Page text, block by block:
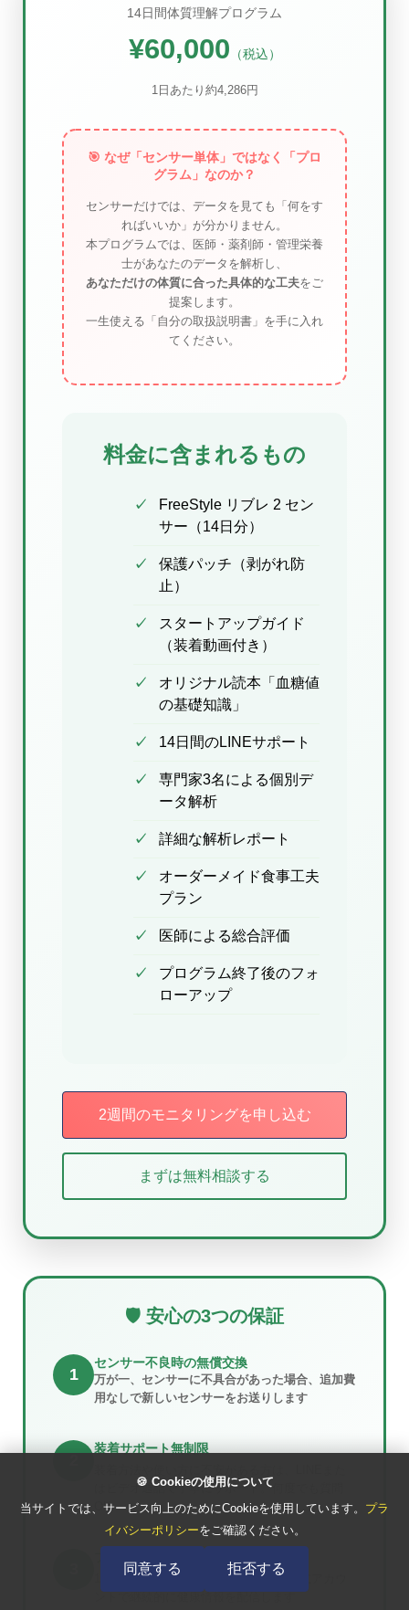
🍪 Cookieの使用について
当サイトでは、サービス向上のためにCookieを使用しています。 プラ
イバシーポリシーをご確認ください。
同意する 拒否する
14日間体質理解プログラム
¥60,000 （税込）
1日あたり約4,286円
🎯 なぜ「センサー単体」ではなく「プロ
グラム」なのか？
センサーだけでは、データを見ても「何をす
ればいいか」が分かりません。
本プログラムでは、医師・薬剤師・管理栄養
士があなたのデータを解析し、
あなただけの体質に合った具体的な工夫をご
提案します。
一生使える「自分の取扱説明書」を手に入れ
てください。
料金に含まれるもの
FreeStyle リブレ 2 セン
サー（14日分）
保護パッチ（剥がれ防
止）
スタートアップガイド
（装着動画付き）
オリジナル読本「血糖値
の基礎知識」
14日間のLINEサポート
専門家3名による個別デ
ータ解析
詳細な解析レポート
オーダーメイド食事工夫
プラン
医師による総合評価
プログラム終了後のフォ
ローアップ
2週間のモニタリングを申し込む
まずは無料相談する
🛡️ 安心の3つの保証
1
センサー不良時の無償交換
万が一、センサーに不具合があった場合、追加費
用なしで新しいセンサーをお送りします
装着サポート無制限
はビデオ通話で丁寧にサポート。何度でも質問
OK
14日間のプログラム終了後も、LINE公式アカウ